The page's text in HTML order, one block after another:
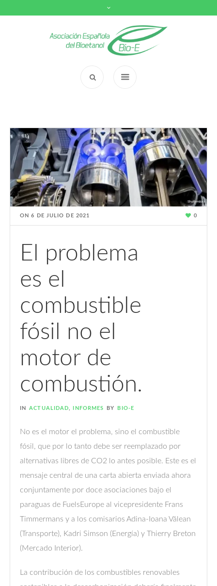
ON6 DE JULIO DE 2021 0
El problema
es el
combustible
fósil no el
motor de
combustión.
IN ACTUALIDAD INFORMES BY BIO-E
No es el motor el problema, sino el combustible
fósil, que por lo tanto debe ser reemplazado por
alternativas libres de CO2 lo antes posible. Este es el
mensaje central de una carta abierta enviada ahora
conjuntamente por doce asociaciones bajo el
paraguas de FuelsEurope al vicepresidente Frans
Timmermans y a los comisarios Adina-Ioana Vălean
(Transporte), Kadri Simson (Energía) y Thierry Breton
(Mercado Interior).
La contribución de los combustibles renovables